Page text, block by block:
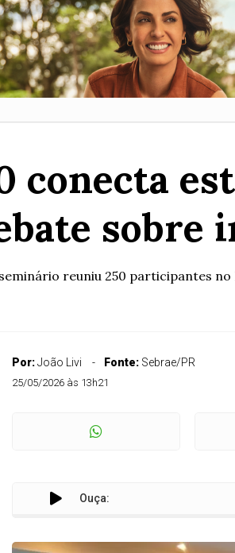
conecta
sobre
reuniu 250 participantes
Por:João Livi Fonte: Sebrae/PR
25/05/2026 às 13h21
Ouça: